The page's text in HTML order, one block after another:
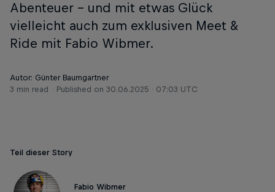
Abenteuer – und mit etwas Glück
vielleicht auch zum exklusiven Meet &
Ride mit Fabio Wibmer.
Autor: Günter Baumgartner
3 min read
Published on 30.06.2025 · 07:03 UTC
Teil dieser Story
Fabio Wibmer